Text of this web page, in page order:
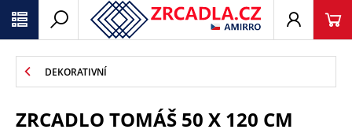
DEKORATIVNÍ
ZRCADLO TOMÁŠ 50 X 120 CM